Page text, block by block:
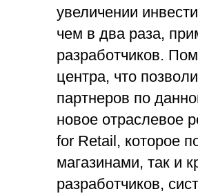
увеличении
чем в два раза,
разработчиков.
центра, что
партнеров по
новое отраслевое
for Retail, которое
магазинами, так и
разработчиков,